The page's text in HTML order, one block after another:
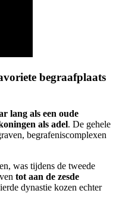
begraafplaats
lang als een oude
als adel. De gehele
begrafeniscomplexen
was tijdens de tweede
tot aan de zesde
dynastie kozen echter